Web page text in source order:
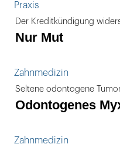
Praxis
Der Kreditkündigung
Nur Mut
Zahnmedizin
Seltene odontogene
Odontogenes
Zahnmedizin